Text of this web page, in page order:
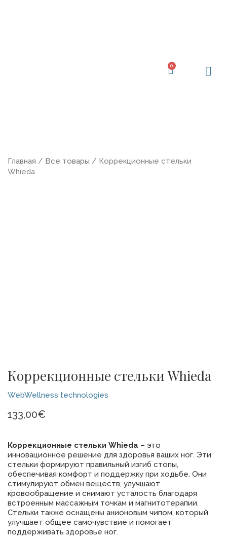
0
Корзина
Главная / Все товары / Коррекционные стельки
Whieda
Коррекционные стельки Whieda
WebWellness technologies
133,00€
Коррекционные стельки Whieda – это
инновационное решение для здоровья ваших ног. Эти
стельки формируют правильный изгиб стопы,
обеспечивая комфорт и поддержку при ходьбе. Они
стимулируют обмен веществ, улучшают
кровообращение и снимают усталость благодаря
встроенным массажным точкам и магнитотерапии.
Стельки также оснащены анионовым чипом, который
улучшает общее самочувствие и помогает
поддерживать здоровье ног.